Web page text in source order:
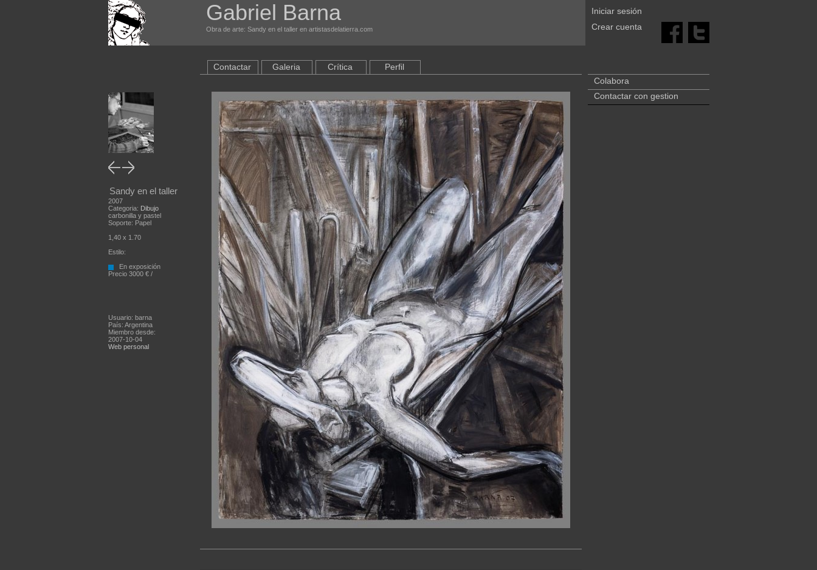
Gabriel Barna
Obra de arte: Sandy en el taller en artistasdelatierra.com
Iniciar sesión
Crear cuenta
Sandy en el taller
2007
Categoria: Dibujo
carbonilla y pastel
Soporte: Papel
1,40 x 1.70
Estilo:
En exposición
Precio 3000 € /
Usuario: barna
País: Argentina
Miembro desde:
2007-10-04
Web personal
Contactar Galeria Crítica Perfil
Colabora
Contactar con gestion